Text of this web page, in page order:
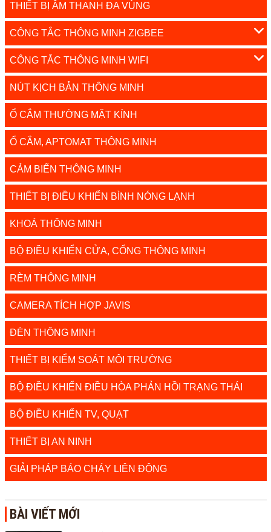
THIẾT BỊ ÂM THANH ĐA VÙNG
CÔNG TẮC THÔNG MINH ZIGBEE
CÔNG TẮC THÔNG MINH WIFI
NÚT KỊCH BẢN THÔNG MINH
Ổ CẮM THƯỜNG MẶT KÍNH
Ổ CẮM, APTOMAT THÔNG MINH
CẢM BIẾN THÔNG MINH
THIẾT BỊ ĐIỀU KHIỂN BÌNH NÓNG LẠNH
KHOÁ THÔNG MINH
BỘ ĐIỀU KHIỂN CỬA, CỔNG THÔNG MINH
RÈM THÔNG MINH
CAMERA TÍCH HỢP JAVIS
ĐÈN THÔNG MINH
THIẾT BỊ KIỂM SOÁT MÔI TRƯỜNG
BỘ ĐIỀU KHIỂN ĐIỀU HÒA PHẢN HỒI TRẠNG THÁI
BỘ ĐIỀU KHIỂN TV, QUẠT
THIẾT BỊ AN NINH
GIẢI PHÁP BÁO CHÁY LIÊN ĐỘNG
BÀI VIẾT MỚI